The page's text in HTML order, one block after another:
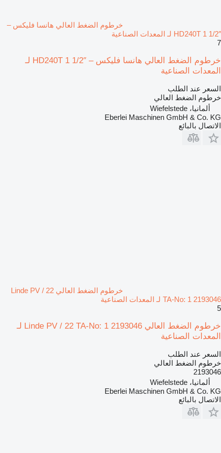
خرطوم الضغط العالي هانسا فليكس –
HD240T 1 1/2″ لـ المعدات الصناعية
7
خرطوم الضغط العالي هانسا فليكس – HD240T 1 1/2″ لـ
المعدات الصناعية
السعر عند الطلب
خرطوم الضغط العالي
ألمانيا، Wiefelstede
Eberlei Maschinen GmbH & Co. KG
الاتصال بالبائع
خرطوم الضغط العالي Linde PV / 22
TA-No: 1 2193046 لـ المعدات الصناعية
5
خرطوم الضغط العالي Linde PV / 22 TA-No: 1 2193046 لـ
المعدات الصناعية
السعر عند الطلب
خرطوم الضغط العالي
2193046
ألمانيا، Wiefelstede
Eberlei Maschinen GmbH & Co. KG
الاتصال بالبائع